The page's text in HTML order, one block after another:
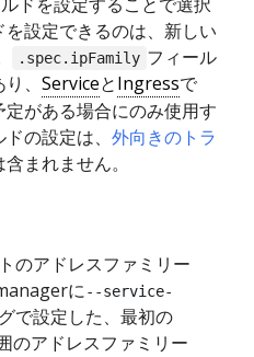
設定できるのは、新しい
.spec.ipFamily フィール
、 ServiceとIngressで
がある場合にのみ使用す
の設定は、 外向きのトラ
まれません。
のアドレスファミリー
に--service-
で設定した、最初の
のアドレスファミリー